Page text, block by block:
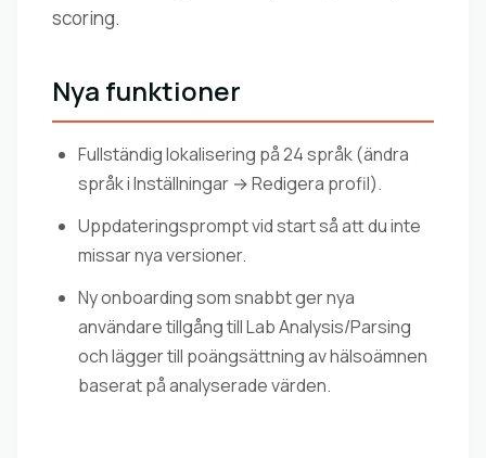
scoring.
Nya funktioner
Fullständig lokalisering på 24 språk (ändra
språk i Inställningar → Redigera profil).
Uppdateringsprompt vid start så att du inte
missar nya versioner.
Ny onboarding som snabbt ger nya
användare tillgång till Lab Analysis/Parsing
och lägger till poängsättning av hälsoämnen
baserat på analyserade värden.